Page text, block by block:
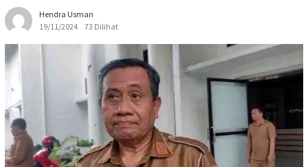
Hendra Usman
19/11/2024
73 Dilihat